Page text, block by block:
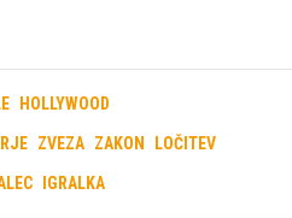
HOLLYWOOD
ZVEZA ZAKON LOČITEV
IGRALKA